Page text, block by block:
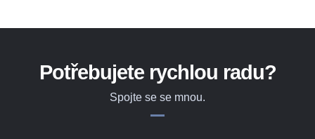
Potřebujete rychlou radu?
Spojte se se mnou.